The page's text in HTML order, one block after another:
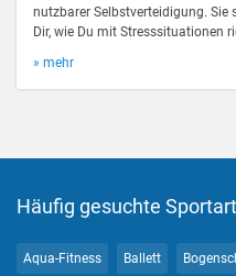
nutzbarer Selbstverteidigung. Sie
Dir, wie Du mit Stresssituationen
» mehr
Häufig gesuchte
Aqua-Fitness Ballett